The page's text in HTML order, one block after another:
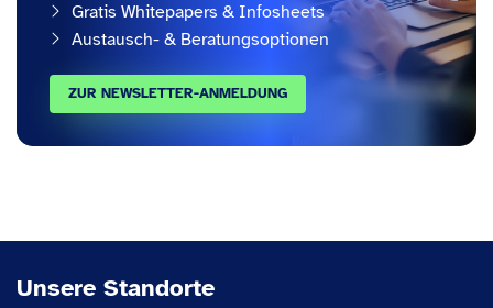
Gratis Whitepapers & Infosheets
Austausch- & Beratungsoptionen
ZUR NEWSLETTER-ANMELDUNG
Unsere Standorte